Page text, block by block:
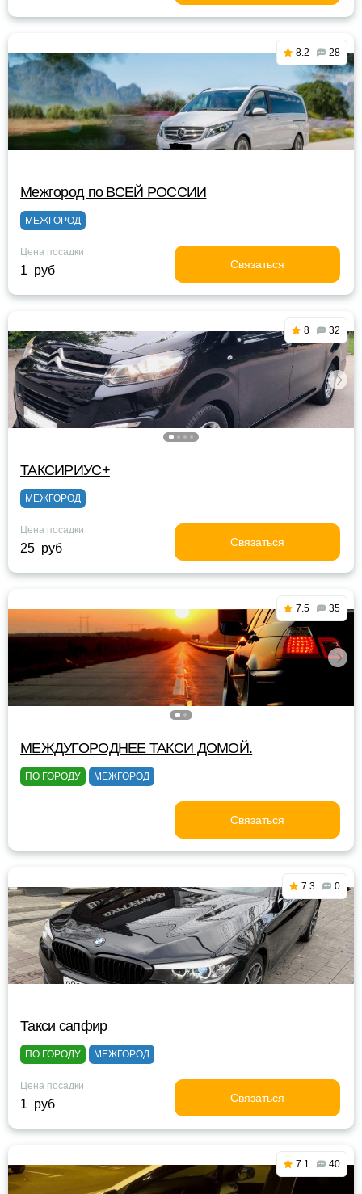
8.2 28
Межгород по ВСЕЙ РОСCИИ
МЕЖГОРОД
Цена посадки
1 руб Связаться
8 32
ТАКСИРИУС+
МЕЖГОРОД
Цена посадки
25 руб Связаться
7.5 35
МЕЖДУГОРОДНЕЕ ТАКСИ ДОМОЙ.
ПО ГОРОДУ МЕЖГОРОД
Связаться
7.3 0
Такси сапфир
ПО ГОРОДУ МЕЖГОРОД
Цена посадки
1 руб Связаться
7.1 40